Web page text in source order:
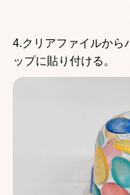
4.クリアファイルから
ップに貼り付ける。